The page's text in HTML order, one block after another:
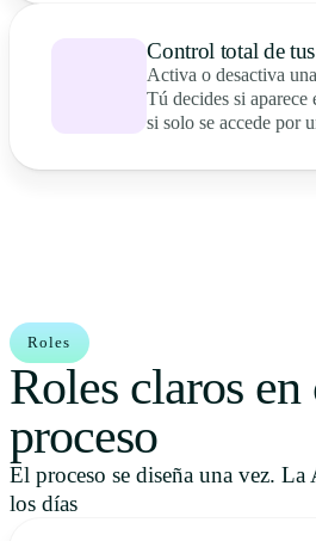
Control total de
Activa o desactiva
Tú decides si
si solo se accede por
Roles
Roles claros en
proceso
El proceso se diseña una vez.
los días